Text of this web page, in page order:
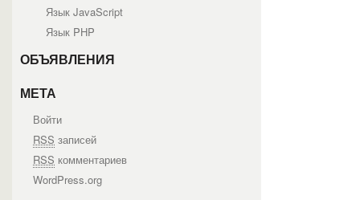
Язык JavaScript
Язык PHP
ОБЪЯВЛЕНИЯ
МЕТА
Войти
RSS записей
RSS комментариев
WordPress.org